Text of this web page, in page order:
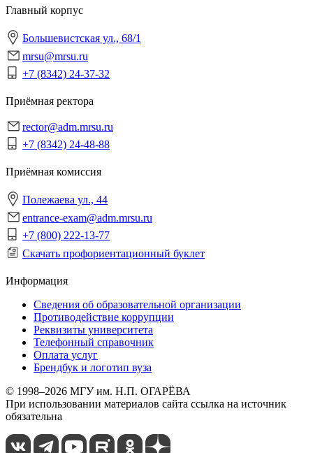
Главный корпус
Большевистская ул., 68/1
mrsu@mrsu.ru
+7 (8342) 24-37-32
Приёмная ректора
rector@adm.mrsu.ru
+7 (8342) 24-48-88
Приёмная комиссия
Полежаева ул., 44
entrance-exam@adm.mrsu.ru
+7 (800) 222-13-77
Скачать профориентационный буклет
Информация
Сведения об образовательной организации
Противодействие коррупции
Реквизиты университета
Телефонный справочник
Оплата услуг
Брендбук и логотип вуза
© 1998–2026 МГУ им. Н.П. ОГАРЁВА
При использовании материалов сайта ссылка на источник
обязательна